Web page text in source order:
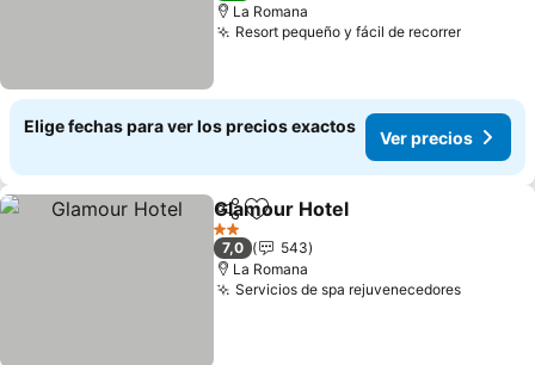
La Romana
Resort pequeño y fácil de recorrer
Elige fechas para ver los precios exactos
Ver precios
CompartirAgregar a favoritos
Glamour Hotel
2 Estrellas
7,0
543
La Romana
Servicios de spa rejuvenecedores